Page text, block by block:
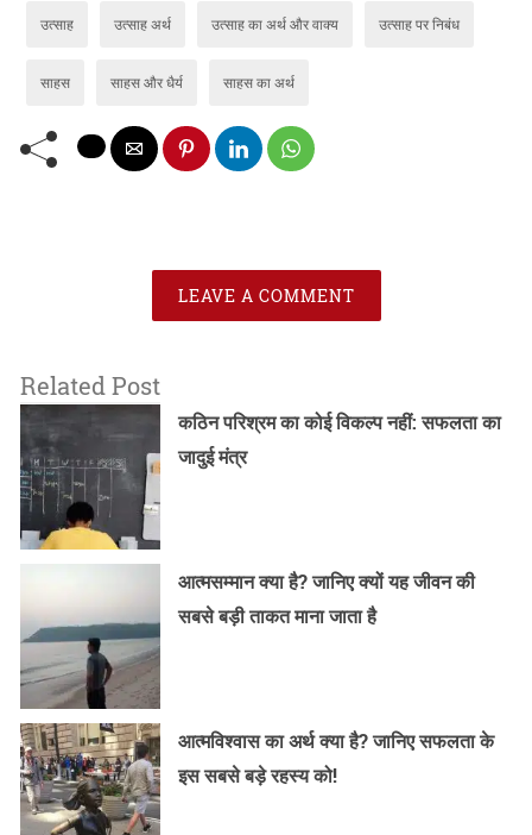
उत्साह उत्साह अर्थ उत्साह का अर्थ और वाक्य उत्साह पर निबंध
साहस साहस और धैर्य साहस का अर्थ
LEAVE A COMMENT
Related Post
कठिन परिश्रम का कोई विकल्प नहीं: सफलता का
जादुई मंत्र
आत्मसम्मान क्या है? जानिए क्यों यह जीवन की
सबसे बड़ी ताकत माना जाता है
आत्मविश्वास का अर्थ क्या है? जानिए सफलता के
इस सबसे बड़े रहस्य को!